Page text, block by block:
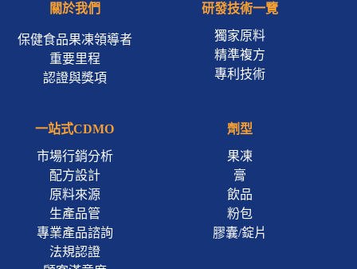
關於我們
保健食品果凍領導者
重要里程
認證與獎項
研發技術一覽
獨家原料
精準複方
專利技術
一站式CDMO
市場行銷分析
配方設計
原料來源
生產品管
專業產品諮詢
法規認證
劑型
果凍
膏
飲品
粉包
膠囊/錠片